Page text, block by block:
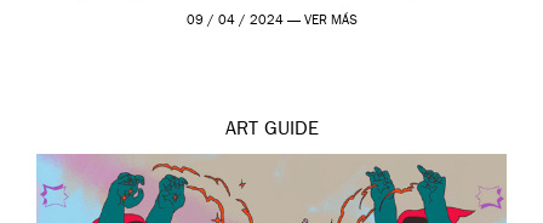
por […]
09 / 04 / 2024 — VER MÁS
ART GUIDE